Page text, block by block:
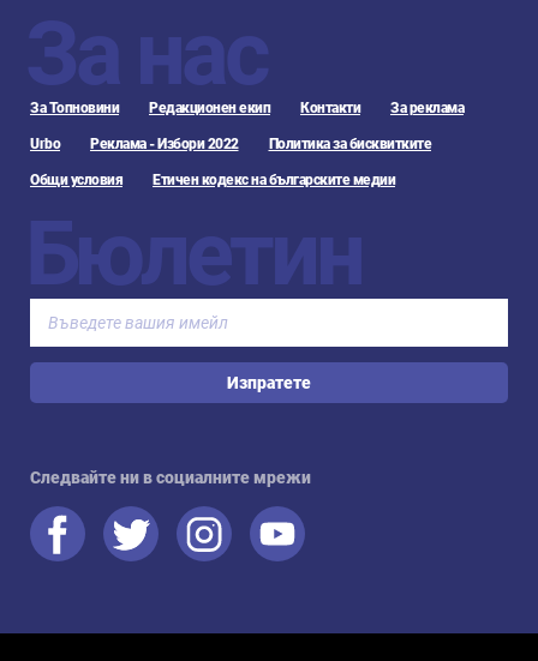
За нас
За Топновини Редакционен екип Контакти За реклама
Urbo Реклама - Избори 2022 Политика за бисквитките
Общи условия Етичен кодекс на българските медии
Бюлетин
Изпратете
Следвайте ни в социалните мрежи